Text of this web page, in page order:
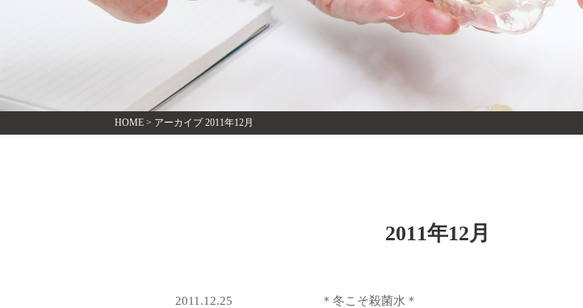
HOME > アーカイブ 2011年12月
2011年12月
2011.12.25 ＊冬こそ殺菌水＊